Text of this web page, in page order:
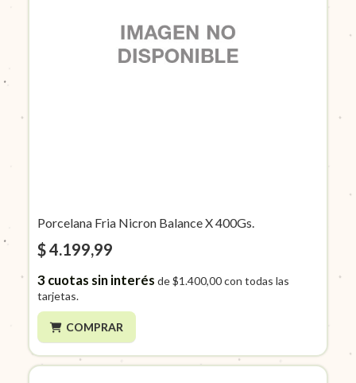
Porcelana Fria Nicron Balance X 400Gs.
$ 4.199,99
3cuotas sin interés de$1.400,00con todas las
tarjetas.
COMPRAR